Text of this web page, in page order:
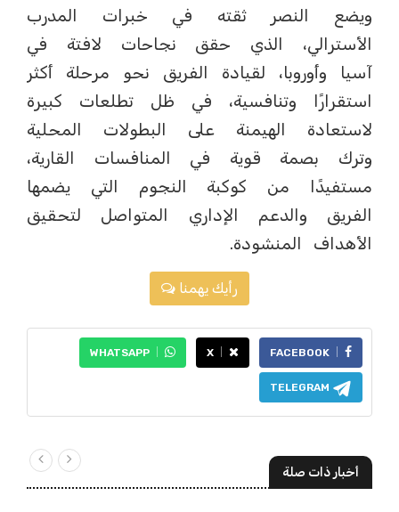
ويضع النصر ثقته في خبرات المدرب
الأسترالي، الذي حقق نجاحات لافتة في
آسيا وأوروبا، لقيادة الفريق نحو مرحلة أكثر
استقرارًا وتنافسية، في ظل تطلعات كبيرة
لاستعادة الهيمنة على البطولات المحلية
وترك بصمة قوية في المنافسات القارية،
مستفيدًا من كوكبة النجوم التي يضمها
الفريق والدعم الإداري المتواصل لتحقيق
الأهداف المنشودة.
رأيك يهمنا
FACEBOOK
X
WHATSAPP
TELEGRAM
أخبار ذات صلة